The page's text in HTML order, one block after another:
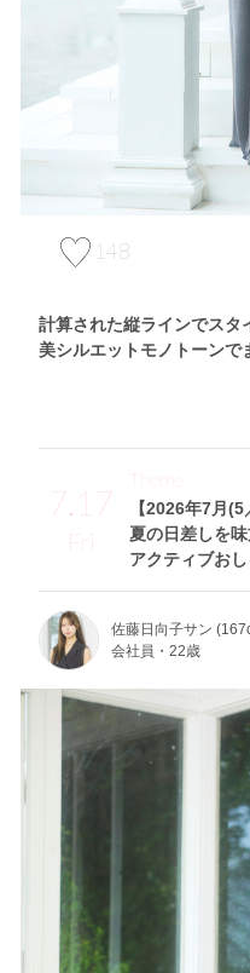
148
計算された縦ラインでスタ
美シルエットモノトーンで
7.17
Fri
【2026年7月(5
夏の日差しを
アクティブお
Theme
佐藤日向子サン
会社員・22歳